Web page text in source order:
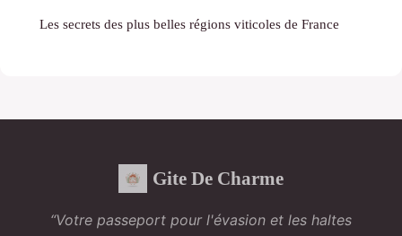
Les secrets des plus belles régions viticoles de France
Gite De Charme
“Votre passeport pour l'évasion et les haltes